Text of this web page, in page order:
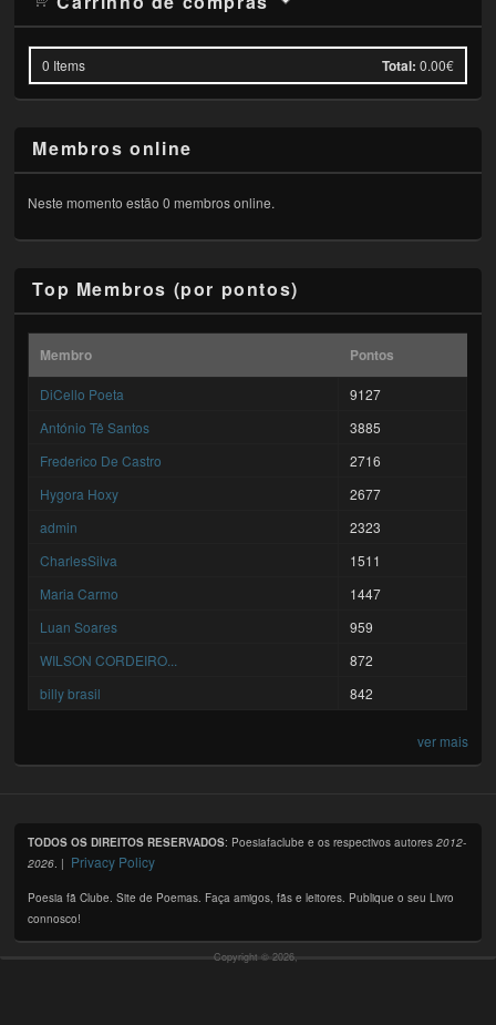
0 Items Total: 0.00€
Membros online
Neste momento estão 0 membros online.
Top Membros (por pontos)
Membro Pontos
DiCello Poeta
9127
António Tê Santos
3885
Frederico De Castro
2716
Hygora Hoxy
2677
admin
2323
CharlesSilva
1511
Maria Carmo
1447
Luan Soares
959
WILSON CORDEIRO...
872
billy brasil
842
ver mais
TODOS OS DIREITOS RESERVADOS: Poesiafaclube e os respectivos autores2012-
2026. | Privacy Policy
Poesia fã Clube. Site de Poemas. Faça amigos, fãs e leitores. Publique o seu Livro
connosco!
Copyright © 2026,